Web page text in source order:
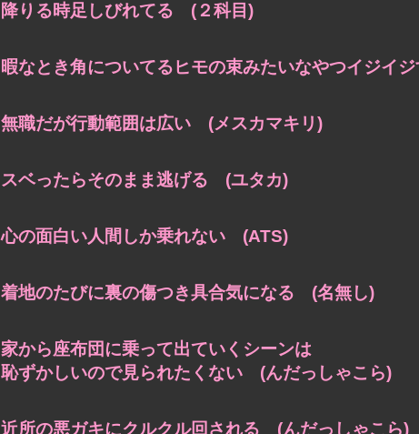
降りる時足しびれてる (２科目)
暇なとき角についてるヒモの束みたいなやつイジイ
無職だが行動範囲は広い (メスカマキリ)
スベったらそのまま逃げる (ユタカ)
心の面白い人間しか乗れない (ATS)
着地のたびに裏の傷つき具合気になる (名無し)
家から座布団に乗って出ていくシーンは
恥ずかしいので見られたくない (んだっしゃこら)
近所の悪ガキにクルクル回される (んだっしゃこら)